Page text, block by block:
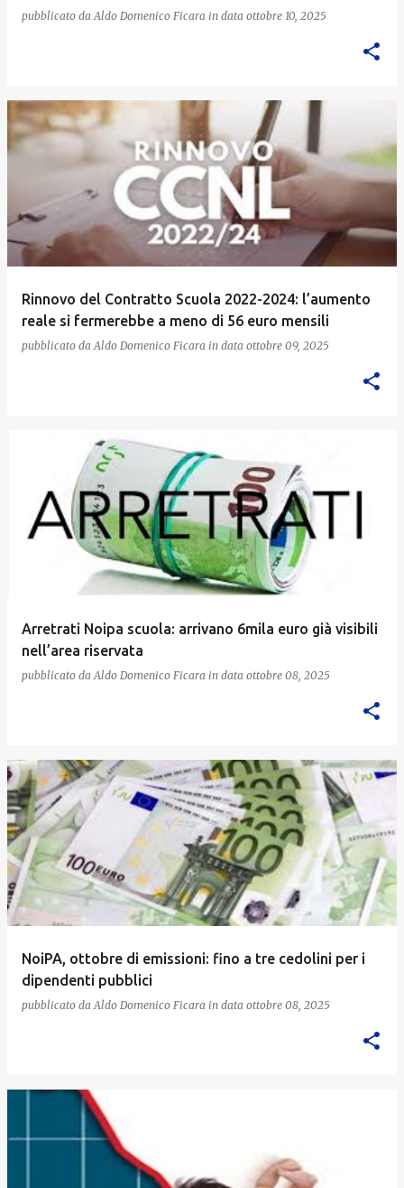
pubblicato da Aldo Domenico Ficara in data ottobre 10, 2025
Rinnovo del Contratto Scuola 2022-2024: l’aumento
reale si fermerebbe a meno di 56 euro mensili
pubblicato da Aldo Domenico Ficara in data ottobre 09, 2025
Arretrati Noipa scuola: arrivano 6mila euro già visibili
nell’area riservata
pubblicato da Aldo Domenico Ficara in data ottobre 08, 2025
NoiPA, ottobre di emissioni: fino a tre cedolini per i
dipendenti pubblici
pubblicato da Aldo Domenico Ficara in data ottobre 08, 2025